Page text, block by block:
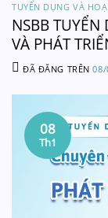
TUYỂN DỤNG VÀ
NSBB
VÀ PHÁT
ĐÃ ĐĂNG TRÊN08/
08
Th1